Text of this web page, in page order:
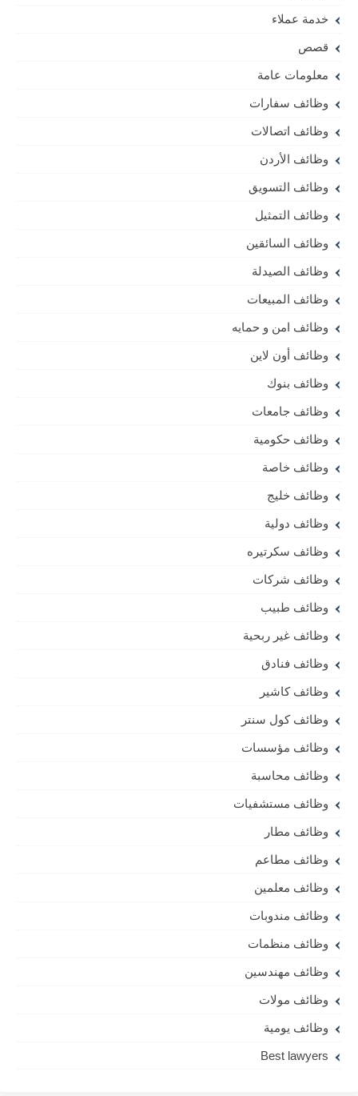
خدمة عملاء
قصص
معلومات عامة
وظائف سفارات
وظائف اتصالات
وظائف الأردن
وظائف التسويق
وظائف التمثيل
وظائف السائقين
وظائف الصيدلة
وظائف المبيعات
وظائف امن و حمايه
وظائف أون لاين
وظائف بنوك
وظائف جامعات
وظائف حكومية
وظائف خاصة
وظائف خليج
وظائف دولية
وظائف سكرتيره
وظائف شركات
وظائف طبيب
وظائف غير ربحية
وظائف فنادق
وظائف كاشير
وظائف كول سنتر
وظائف مؤسسات
وظائف محاسبة
وظائف مستشفيات
وظائف مطار
وظائف مطاعم
وظائف معلمين
وظائف مندوبات
وظائف منظمات
وظائف مهندسين
وظائف مولات
وظائف يومية
Best lawyers